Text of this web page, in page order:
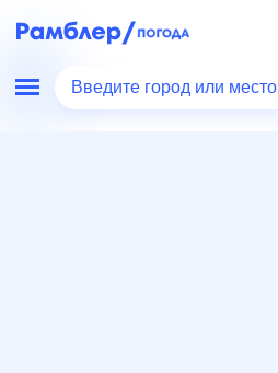
Введите город или место